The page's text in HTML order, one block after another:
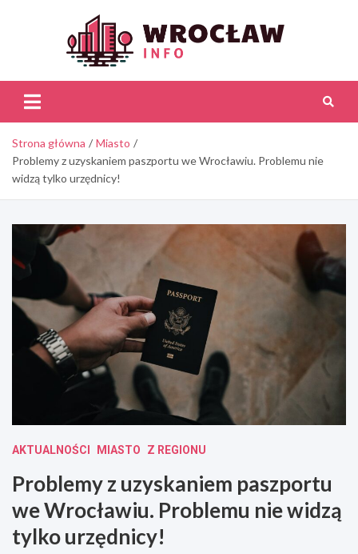
Strona główna
Miasto
Problemy z uzyskaniem paszportu we Wrocławiu. Problemu nie
widzą tylko urzędnicy!
AKTUALNOŚCI MIASTO Z REGIONU
Problemy z uzyskaniem paszportu
we Wrocławiu. Problemu nie widzą
tylko urzędnicy!